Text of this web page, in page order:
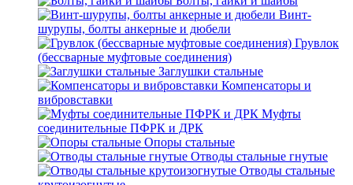
Винт-
шурупы, болты анкерные и дюбели
Грувлок
(бессварные муфтовые соединения)
Заглушки стальные
Компенсаторы и
вибровставки
Муфты
соединительные ПФРК и ДРК
Опоры стальные
Отводы стальные гнутые
Отводы стальные